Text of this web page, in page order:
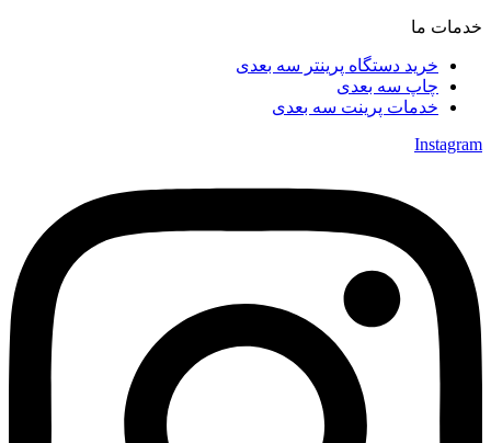
خدمات ما
خرید دستگاه پرینتر سه بعدی
چاپ سه بعدی
خدمات پرینت سه بعدی
Instagram